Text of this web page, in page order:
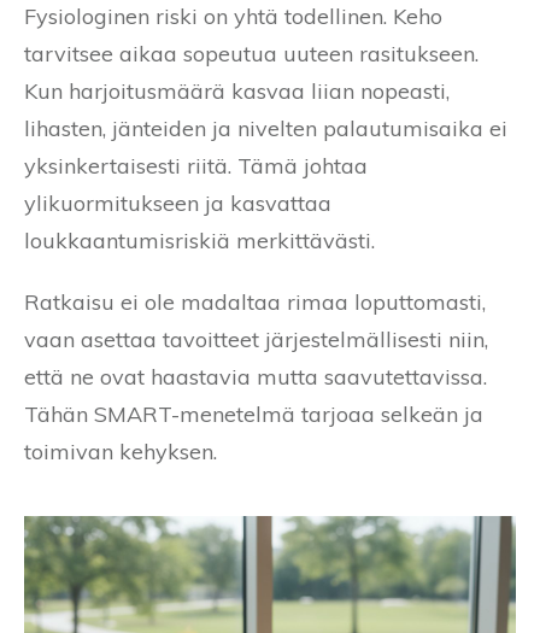
Fysiologinen riski on yhtä todellinen. Keho
tarvitsee aikaa sopeutua uuteen rasitukseen.
Kun harjoitusmäärä kasvaa liian nopeasti,
lihasten, jänteiden ja nivelten palautumisaika ei
yksinkertaisesti riitä. Tämä johtaa
ylikuormitukseen ja kasvattaa
loukkaantumisriskiä merkittävästi.
Ratkaisu ei ole madaltaa rimaa loputtomasti,
vaan asettaa tavoitteet järjestelmällisesti niin,
että ne ovat haastavia mutta saavutettavissa.
Tähän SMART-menetelmä tarjoaa selkeän ja
toimivan kehyksen.